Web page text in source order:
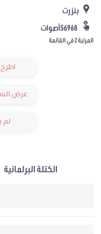
بنزرت
المرتبة 2 في القائمة
عرض
لم
الكتلة البرلمانية